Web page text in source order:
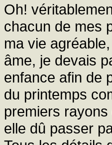
Oh!
chacun de mes
ma vie
âme, je devais
enfance afin de
du printemps
premiers
elle dû passer